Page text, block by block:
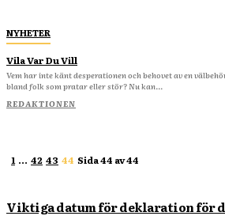
Viktiga datum för deklaration för
NYHETER
Vila Var Du Vill
Vem har inte känt desperationen och behovet av en
bland folk som pratar eller stör? Nu kan...
REDAKTIONEN
1 ... 42 43 44 Sida 44 av 44